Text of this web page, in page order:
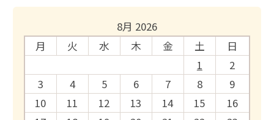
8月 2026
月
火 水 木 金 土
日
1
2
3
4 5 6 7 8
9
10
11 12 13 14 15
16